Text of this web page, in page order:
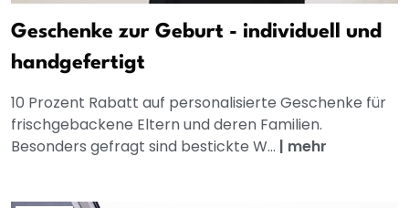
Geschenke zur Geburt - individuell und
handgefertigt
10 Prozent Rabatt auf personalisierte Geschenke für
frischgebackene Eltern und deren Familien.
Besonders gefragt sind bestickte W... | mehr